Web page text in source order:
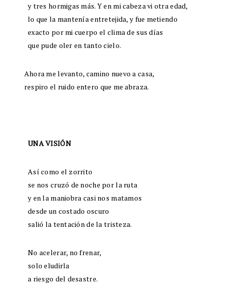
y tres hormigas más. Y en mi cabeza vi otra edad,
lo que la mantenía entretejida, y fue metiendo
exacto por mi cuerpo el clima de sus días
que pude oler en tanto cielo.
Ahora me levanto, camino nuevo a casa,
respiro el ruido entero que me abraza.
UNA VISIÓN
Así como el zorrito
se nos cruzó de noche por la ruta
y en la maniobra casi nos matamos
desde un costado oscuro
salió la tentación de la tristeza.
No acelerar, no frenar,
solo eludirla
a riesgo del desastre.